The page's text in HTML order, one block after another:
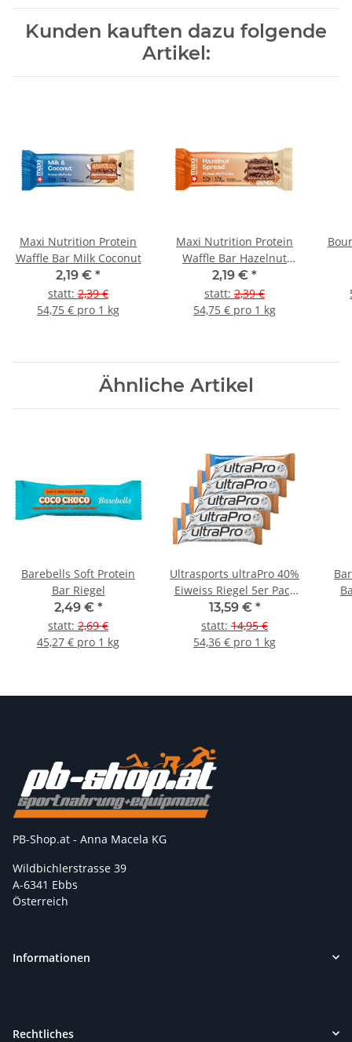
Kunden kauften dazu folgende
Artikel:
Maxi Nutrition Protein
Waffle Bar Milk Coconut
2,19 € *
statt: 2,39 €
54,75 € pro 1 kg
Maxi Nutrition Protein
Waffle Bar Hazelnut
Spread
2,19 € *
statt: 2,39 €
54,75 € pro 1 kg
Ähnliche Artikel
Barebells Soft Protein
Bar Riegel
2,49 € *
statt: 2,69 €
45,27 € pro 1 kg
Ultrasports ultraPro 40%
Eiweiss Riegel 5er Pack
Cookie & Cream
13,59 € *
statt: 14,95 €
54,36 € pro 1 kg
PB-Shop.at - Anna Macela KG
Wildbichlerstrasse 39
A-6341 Ebbs
Österreich
Informationen
Rechtliches